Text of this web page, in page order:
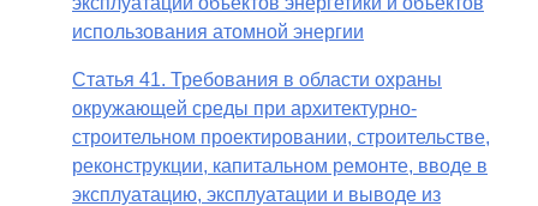
использования атомной энергии
Статья 41. Требования в области охраны
окружающей среды при архитектурно-
строительном проектировании, строительстве,
реконструкции, капитальном ремонте, вводе в
эксплуатацию, эксплуатации и выводе из